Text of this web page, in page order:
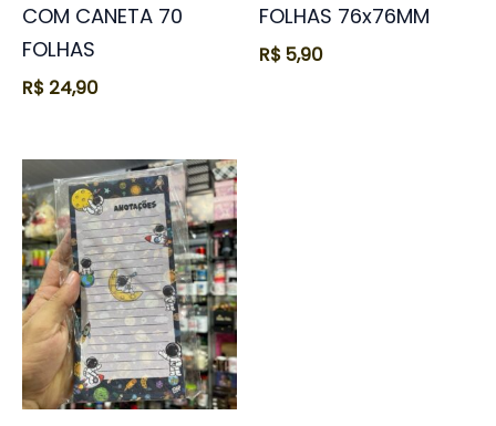
COM CANETA 70
FOLHAS
R$ 24,90
FOLHAS 76x76MM
R$5,90